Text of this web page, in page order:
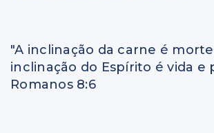
"A inclinação da carne é
inclinação do Espírito é vida e
Romanos 8:6